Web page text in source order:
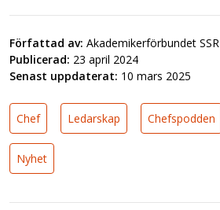
Författad av: Akademikerförbundet SSR
Publicerad: 23 april 2024
Senast uppdaterat: 10 mars 2025
Chef Ledarskap Chefspodden
Nyhet